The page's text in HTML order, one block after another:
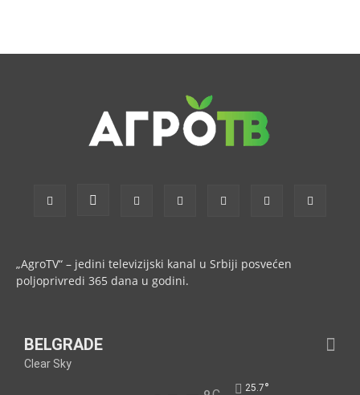
„AgroTV“ – jedini televizijski kanal u Srbiji posvećen
poljoprivredi 365 dana u godini.
BELGRADE
Clear Sky
25.7°